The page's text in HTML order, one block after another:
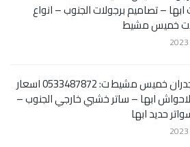
ابها – تصاميم برجولات الجنوب – انواع
خميس مشيط
سواتر جدران خميس مشيط ت: 0533487872 اسعار
ابها – ساتر خشبي خارجي الجنوب –
حديد ابها